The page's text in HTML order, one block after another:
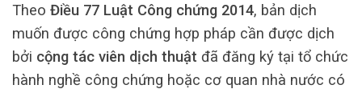
Theo Điều 77 Luật Công chứng 2014, bản dịch
muốn được công chứng hợp pháp cần được dịch
bởi cộng tác viên dịch thuật đã đăng ký tại tổ chức
hành nghề công chứng hoặc cơ quan nhà nước có